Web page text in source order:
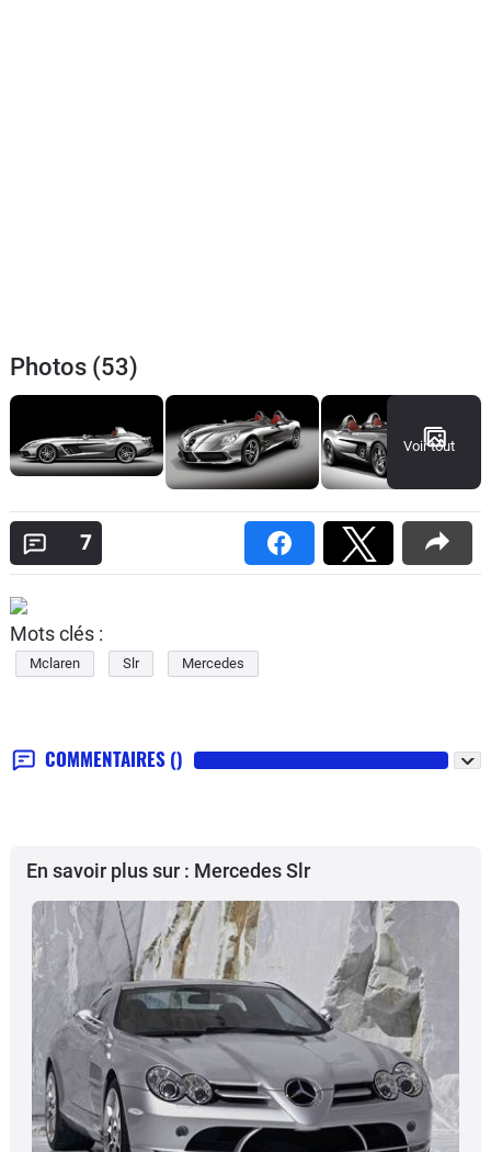
Photos (53)
Voir tout
7
Mots clés :
Mclaren Slr Mercedes
COMMENTAIRES ()
En savoir plus sur : Mercedes Slr